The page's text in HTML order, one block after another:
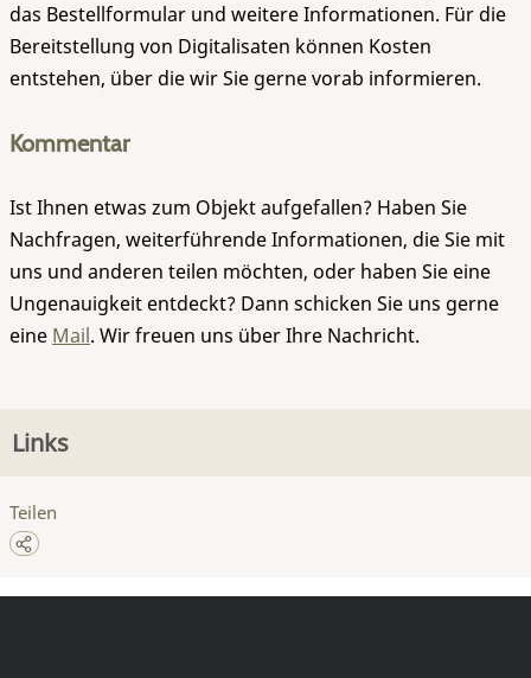
das Bestellformular und weitere Informationen. Für die
Bereitstellung von Digitalisaten können Kosten
entstehen, über die wir Sie gerne vorab informieren.
Kommentar
Ist Ihnen etwas zum Objekt aufgefallen? Haben Sie
Nachfragen, weiterführende Informationen, die Sie mit
uns und anderen teilen möchten, oder haben Sie eine
Ungenauigkeit entdeckt? Dann schicken Sie uns gerne
eine Mail. Wir freuen uns über Ihre Nachricht.
Links
Teilen